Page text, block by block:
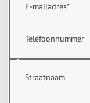
E-mailadres*
Telefoonnummer
Straatnaam